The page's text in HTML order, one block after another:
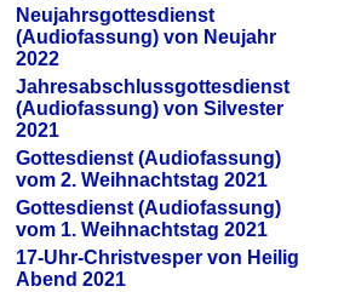
Neujahrsgottesdienst
(Audiofassung) von Neujahr
2022
Jahresabschlussgottesdienst
(Audiofassung) von Silvester
2021
Gottesdienst (Audiofassung)
vom 2. Weihnachtstag 2021
Gottesdienst (Audiofassung)
vom 1. Weihnachtstag 2021
17-Uhr-Christvesper von Heilig
Abend 2021